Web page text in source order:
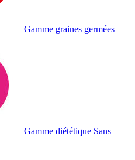
Gamme graines germées
Gamme diététique Sans